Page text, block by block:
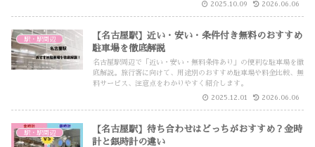
2025.10.09 2026.06.06
駅・駅周辺
【名古屋駅】近い・安い・条件付き無料のおすすめ
駐車場を徹底解説
名古屋駅周辺で「近い・安い・無料条件あり」の便利な駐車場を徹
底解説。旅行客に向けて、用途別のおすすめ駐車場や料金比較、無
料サービス、注意点をわかりやすく紹介します。
2025.12.01 2026.06.06
駅・駅周辺
【名古屋駅】待ち合わせはどっちがおすすめ？金時
計と銀時計の違い